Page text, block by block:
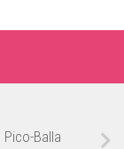
Balla